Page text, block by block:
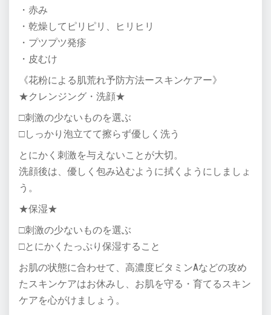
・赤み
・乾燥してピリピリ、ヒリヒリ
・プツプツ発疹
・皮むけ
《花粉による肌荒れ予防方法ースキンケアー》
★クレンジング・洗顔★
□刺激の少ないものを選ぶ
□しっかり泡立てて擦らず優しく洗う
とにかく刺激を与えないことが大切。
洗顔後は、優しく包み込むように拭くようにしましょ
う。
★保湿★
□刺激の少ないものを選ぶ
□とにかくたっぷり保湿すること
お肌の状態に合わせて、高濃度ビタミンAなどの攻め
たスキンケアはお休みし、お肌を守る・育てるスキン
ケアを心がけましょう。